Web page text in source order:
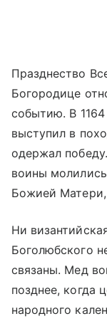
Празднество
Богородице
событию. В
выступил в
одержал
воины
Божией
Ни
Боголюбского
связаны. Мед
позднее, когда
народного